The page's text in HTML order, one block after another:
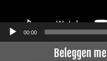
00:00
Beleggen